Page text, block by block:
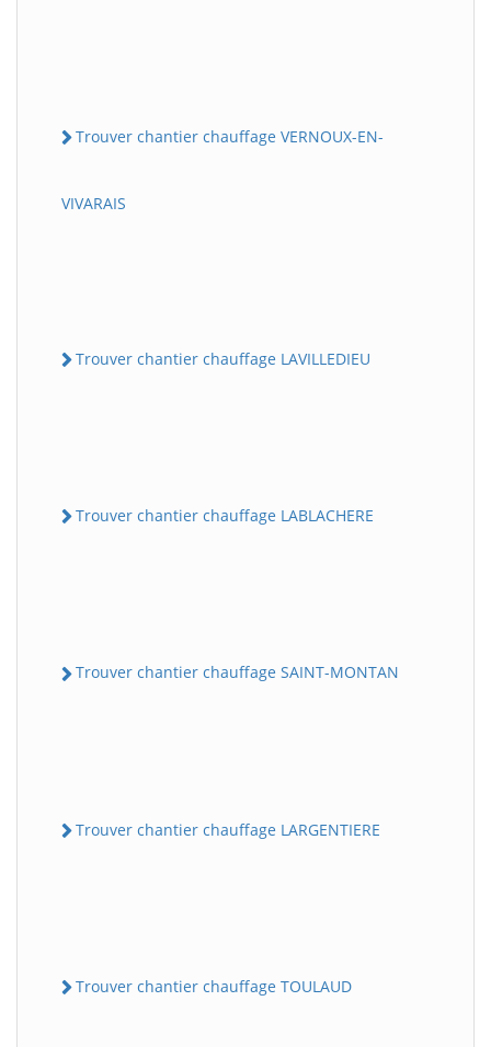
Trouver chantier chauffage VERNOUX-EN-
VIVARAIS
Trouver chantier chauffage LAVILLEDIEU
Trouver chantier chauffage LABLACHERE
Trouver chantier chauffage SAINT-MONTAN
Trouver chantier chauffage LARGENTIERE
Trouver chantier chauffage TOULAUD